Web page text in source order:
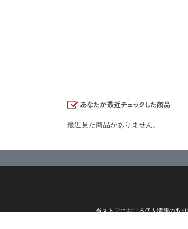
最近見た商品がありません。
当ストアにおける個人情報の取